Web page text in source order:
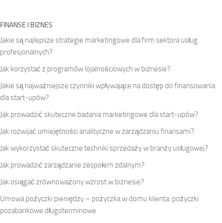
FINANSE I BIZNES
Jakie są najlepsze strategie marketingowe dla firm sektora usług
profesjonalnych?
Jak korzystać z programów lojalnościowych w biznesie?
Jakie są najważniejsze czynniki wpływające na dostęp do finansowania
dla start-upów?
Jak prowadzić skuteczne badania marketingowe dla start-upów?
Jak rozwijać umiejętności analityczne w zarządzaniu finansami?
Jak wykorzystać skuteczne techniki sprzedaży w branży usługowej?
Jak prowadzić zarządzanie zespołem zdalnym?
Jak osiągać zrównoważony wzrost w biznesie?
Umowa pożyczki pieniędzy – pożyczka w domu klienta: pożyczki
pozabankowe długoterminowe